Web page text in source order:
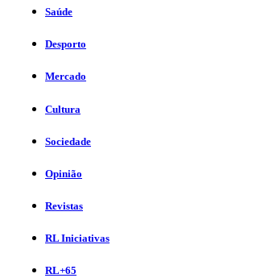
Saúde
Desporto
Mercado
Cultura
Sociedade
Opinião
Revistas
RL Iniciativas
RL+65